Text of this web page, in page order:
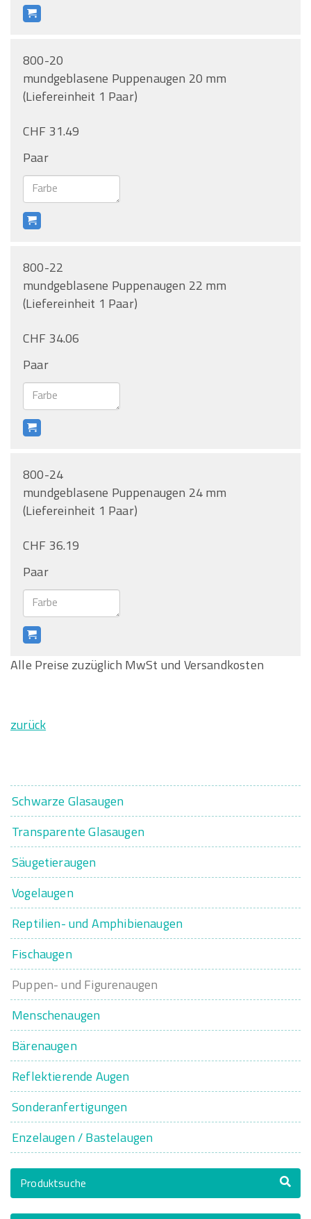
800-20
mundgeblasene Puppenaugen 20 mm
(Liefereinheit 1 Paar)
CHF 31.49
Paar
800-22
mundgeblasene Puppenaugen 22 mm
(Liefereinheit 1 Paar)
CHF 34.06
Paar
800-24
mundgeblasene Puppenaugen 24 mm
(Liefereinheit 1 Paar)
CHF 36.19
Paar
Alle Preise zuzüglich MwSt und Versandkosten
zurück
Schwarze Glasaugen
Transparente Glasaugen
Säugetieraugen
Vogelaugen
Reptilien- und Amphibienaugen
Fischaugen
Puppen- und Figurenaugen
Menschenaugen
Bärenaugen
Reflektierende Augen
Sonderanfertigungen
Enzelaugen / Bastelaugen
Produktsuche